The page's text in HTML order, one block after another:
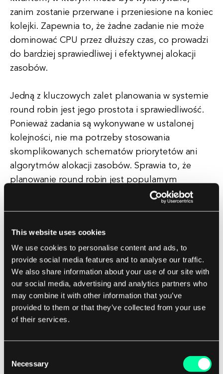
This website uses cookies
We use cookies to personalise content and ads, to
provide social media features and to analyse our traffic.
We also share information about your use of our site with
our social media, advertising and analytics partners who
may combine it with other information that you’ve
provided to them or that they’ve collected from your use
of their services.
Selection
Necessary
zanim zostanie przerwane i przeniesione na koniec
kolejki. Zapewnia to, że żadne zadanie nie może
dominować CPU przez dłuższy czas, co prowadzi
do bardziej sprawiedliwej i efektywnej alokacji
zasobów.
Jedną z kluczowych zalet planowania w systemie
round robin jest jego prostota i sprawiedliwość.
Ponieważ zadania są wykonywane w ustalonej
kolejności, nie ma potrzeby stosowania
skomplikowanych schematów priorytetów ani
algorytmów alokacji zasobów. Sprawia to, że
planowanie round robin jest popularnym
wyborem dla systemów, w których prostota i
Planowanie round robin jest również wysoce
wydajne pod względem wykorzystania CPU.
Przyznając każdemu zadaniu określony czas
wykonania, system może optymalnie wykorzystać
dostępne zasoby i zapewnić, że wszystkie zadania
są wykonywane w odpowiednim czasie. Może to
prowadzić do poprawy wydajności systemu i
Dla firm zajmujących się rozwojem